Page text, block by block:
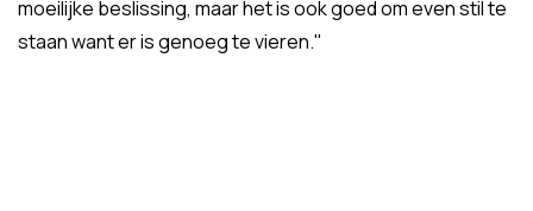
moeilijke beslissing, maar het is ook goed om even stil te
staan want er is genoeg te vieren."